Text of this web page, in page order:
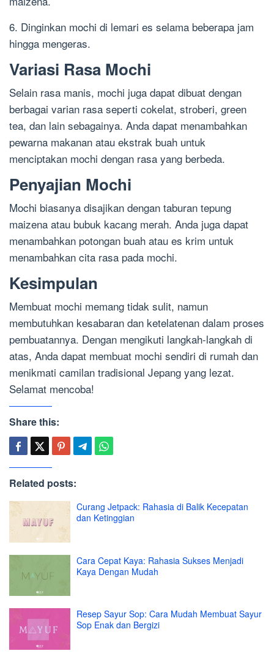
6. Dinginkan mochi di lemari es selama beberapa jam
hingga mengeras.
Variasi Rasa Mochi
Selain rasa manis, mochi juga dapat dibuat dengan
berbagai varian rasa seperti cokelat, stroberi, green
tea, dan lain sebagainya. Anda dapat menambahkan
pewarna makanan atau ekstrak buah untuk
menciptakan mochi dengan rasa yang berbeda.
Penyajian Mochi
Mochi biasanya disajikan dengan taburan tepung
maizena atau bubuk kacang merah. Anda juga dapat
menambahkan potongan buah atau es krim untuk
menambahkan cita rasa pada mochi.
Kesimpulan
Membuat mochi memang tidak sulit, namun
membutuhkan kesabaran dan ketelatenan dalam proses
pembuatannya. Dengan mengikuti langkah-langkah di
atas, Anda dapat membuat mochi sendiri di rumah dan
menikmati camilan tradisional Jepang yang lezat.
Selamat mencoba!
Share this:
Related posts:
Curang Jetpack: Rahasia di Balik Kecepatan
dan Ketinggian
Cara Cepat Kaya: Rahasia Sukses Menjadi
Kaya Dengan Mudah
Resep Sayur Sop: Cara Mudah Membuat Sayur
Sop Enak dan Bergizi